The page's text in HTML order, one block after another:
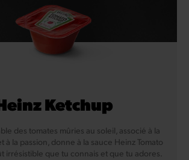
Ketchup
des tomates mûries au soleil, associé à la
à la passion, donne à la sauce Heinz Tomato
irrésistible que tu connais et que tu adores.